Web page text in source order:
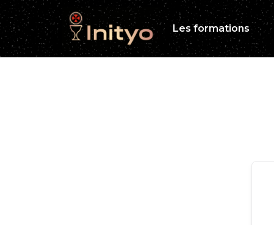
Les formations